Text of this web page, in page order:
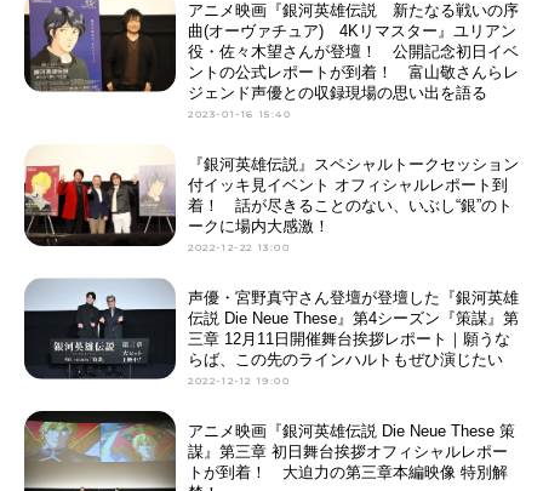
アニメ映画『銀河英雄伝説 新たなる戦いの序
曲(オーヴァチュア) 4Kリマスター』ユリアン
役・佐々木望さんが登壇！ 公開記念初日イベ
ントの公式レポートが到着！ 富山敬さんらレ
ジェンド声優との収録現場の思い出を語る
2023-01-16 15:40
『銀河英雄伝説』スペシャルトークセッション
付イッキ見イベント オフィシャルレポート到
着！ 話が尽きることのない、いぶし“銀”のト
ークに場内大感激！
2022-12-22 13:00
声優・宮野真守さん登壇が登壇した『銀河英雄
伝説 Die Neue These』第4シーズン『策謀』第
三章 12月11日開催舞台挨拶レポート｜願うな
らば、この先のラインハルトもぜひ演じたい
2022-12-12 19:00
アニメ映画『銀河英雄伝説 Die Neue These 策
謀』第三章 初日舞台挨拶オフィシャルレポー
トが到着！ 大迫力の第三章本編映像 特別解